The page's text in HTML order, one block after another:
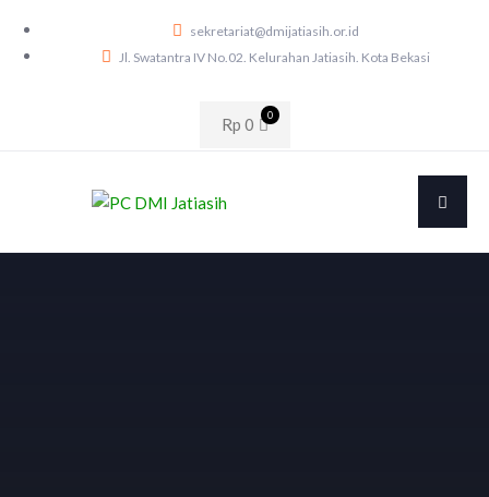
sekretariat@dmijatiasih.or.id
Jl. Swatantra IV No.02. Kelurahan Jatiasih. Kota Bekasi
Rp 0 0